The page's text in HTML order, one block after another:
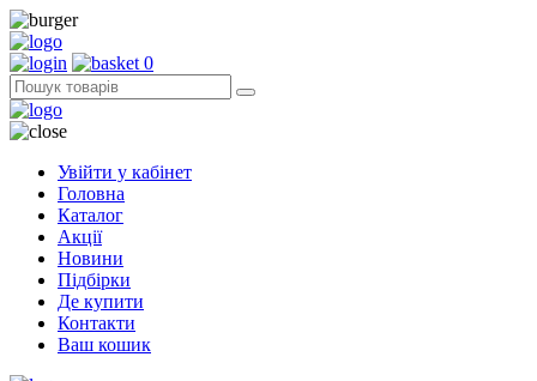
0
Увійти у кабінет
Головна
Каталог
Акції
Новини
Підбірки
Де купити
Контакти
Ваш кошик